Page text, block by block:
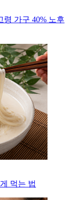
령 가구 40% 노후
먹는 법